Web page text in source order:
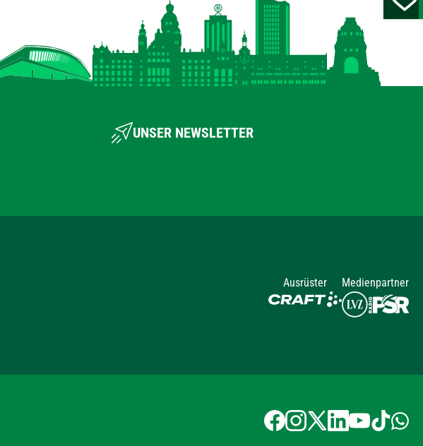
UNSER NEWSLETTER
Ausrüster
Medienpartner